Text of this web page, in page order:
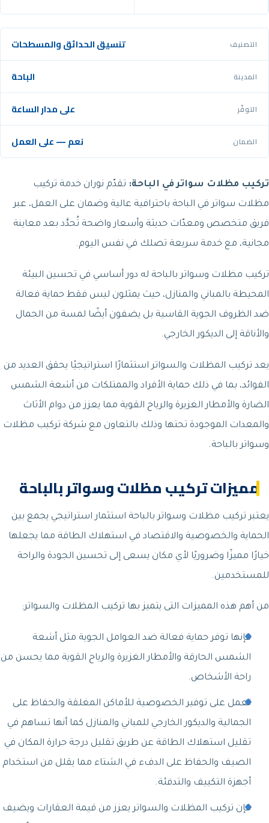
التصنيف تنسيق الحدائق والمسطحات
المدينة الباحة
التوفّر على مدار الساعة
الضمان نعم — على العمل
تركيب مظلات سواتر في الباحة: تقدّم نوران خدمة تركيب
مظلات سواتر في الباحة باحترافية عالية وضمان على العمل، عبر
فريق متخصص ومعدّات حديثة وأسعار واضحة تُحدَّد بعد معاينة
مجانية، مع خدمة سريعة تصلك في نفس اليوم.
تركيب مظلات وسواتر بالباحة له دور أساسي في تحسين البيئة
المحيطة بالمباني والمنازل، حيث يمثلون ليس فقط حماية فعالة
ضد الظروف الجوية القاسية بل يضفون أيضًا لمسة من الجمال
والأناقة إلى الديكور الخارجي.
يعد تركيب المظلات والسواتر استثمارًا استراتيجيًا يحقق العديد من
الفوائد، بما في ذلك حماية الأفراد والممتلكات من أشعة الشمس
الضارة والأمطار الغزيرة والرياح القوية مما يعزز من دوام الأثاث
والمعدات الموجودة تحتها وذلك بالتعاون مع شركة تركيب مظلات
وسواتر بالباحة.
مميزات تركيب مظلات وسواتر بالباحة
يعتبر تركيب مظلات وسواتر بالباحة استثمار استراتيجي يجمع بين
الحماية والخصوصية والاقتصاد في استهلاك الطاقة مما يجعلها
خيارًا مميزًا وضروريًا لأي مكان يسعى إلى تحسين الجودة والراحة
للمستخدمين.
من أهم هذه المميزات التى يتميز بها تركيب المظلات والسواتر:
فإنها توفر حماية فعالة ضد العوامل الجوية مثل أشعة
الشمس الحارقة والأمطار الغزيرة والرياح القوية مما يحسن من
راحة الأشخاص.
تعمل على توفير الخصوصية للأماكن المغلقة والحفاظ على
الجمالية والديكور الخارجي للمباني والمنازل كما أنها تساهم في
تقليل استهلاك الطاقة عن طريق تقليل درجة حرارة المكان في
الصيف والحفاظ على الدفء في الشتاء مما يقلل من استخدام
أجهزة التكييف والتدفئة.
فإن تركيب المظلات والسواتر يعزز من قيمة العقارات ويضيف